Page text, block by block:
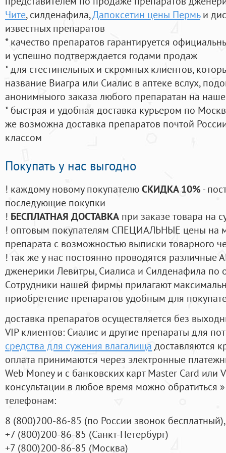
Чите, силденафила,Дапоксетин цены Пермьи
известных препаратов
* качество препаратов гарантируется
и успешно подтверждается годами продаж
* для стестинельных и скромных клиентов,
название Виагра или Сиалис в аптеке вслух,
анонимныого заказа любого препаратан на
* быстрая и удобная доставка курьером по
же возможна доставка препаратов почтой
классом
Покупать у нас выгодно
! каждому новому покупателюСКИДКА 10%-
последующие покупки
! БЕСПЛАТНАЯ ДОСТАВКА при заказе товара на
! оптовым покупателям СПЕЦИАЛЬНЫЕ цены на
препарата с возможностью выписки товарного
! так же у нас постоянно проводятся
дженерики Левитры, Сиалиса и Силденафила по
Cотрудники нашей фирмы прилагают
приобретение препаратов удобным для
доставка препаратов осуществляется без
VIP клиентов: Сиалис и другие препараты для
средства для сужения влагалища доставляются
оплата принимаются через электронные
Web Money и с банковских карт Master Card или
консультации в любое время можно обратиться
телефонам:
8 (800)200-86-85 (по России звонок бесплатный),
+7 (800)200-86-85 (Санкт-Петербург)
+7 (800)200-86-85 (Москва)